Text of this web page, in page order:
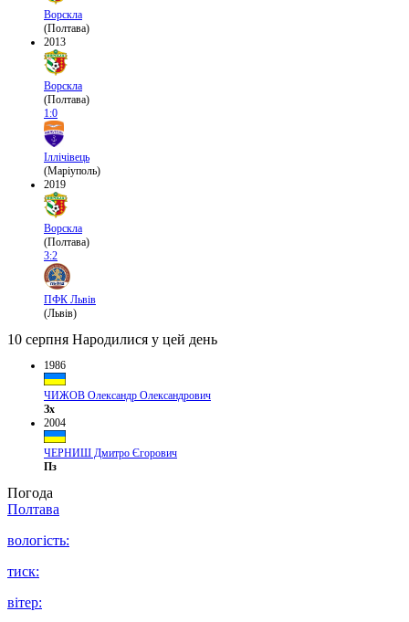
Ворскла
(Полтава)
2013
Ворскла
(Полтава)
1:0
Іллічівець
(Маріуполь)
2019
Ворскла
(Полтава)
3:2
ПФК Львів
(Львів)
10 серпня Народилися у цей день
1986
ЧИЖОВ Олександр Олександрович
Зх
2004
ЧЕРНИШ Дмитро Єгорович
Пз
Погода
Полтава
вологість:
тиск:
вітер: